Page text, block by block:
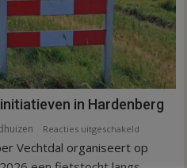
in Hardenberg
Reacties uitgeschakeld
Fietstocht
langs
Vechtdal organiseert op